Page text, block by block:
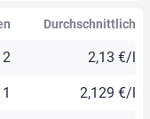
Durchschnittlich
2 2,13 €/l
1 2,129 €/l